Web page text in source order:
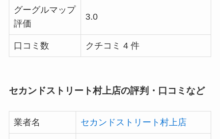
グーグルマップ
評価
3.0
口コミ数 クチコミ 4 件
セカンドストリート村上店の評判・口コミなど
業者名 セカンドストリート村上店